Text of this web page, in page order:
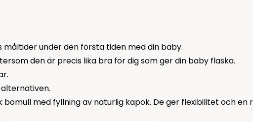
under den första tiden med din baby.
den är precis lika bra för dig som ger din baby flaska.
med fyllning av naturlig kapok. De ger flexibilitet och